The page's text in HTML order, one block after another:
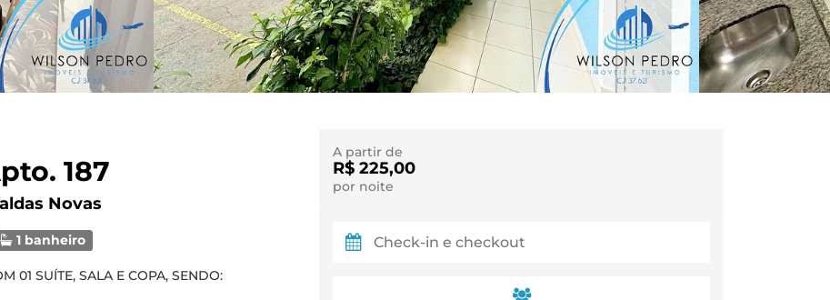
187
Novas
1 banheiro
01 SUÍTE, SALA E COPA, SENDO:
A partir de
R$ 225,00
por noite